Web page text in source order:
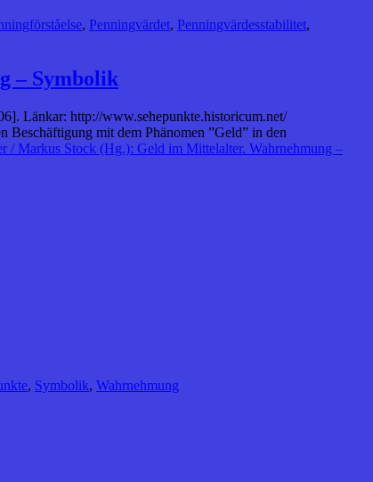
, Penningvärdet, Penningvärdesstabilitet,
– Symbolik
Länkar: http://www.sehepunkte.historicum.net/
mit dem Phänomen ”Geld” in den
/ Markus Stock (Hg.): Geld im Mittelalter. Wahrnehmung –
, Symbolik, Wahrnehmung